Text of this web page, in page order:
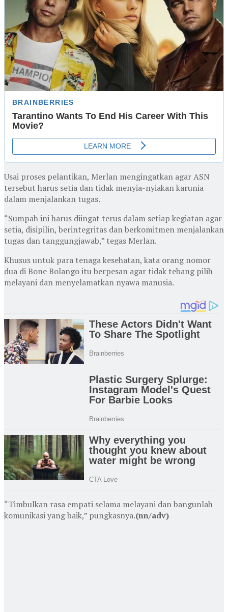
Usai proses pelantikan, Merlan mengingatkan agar ASN
tersebut harus setia dan tidak menyia-nyiakan karunia
dalam menjalankan tugas.
“Sumpah ini harus diingat terus dalam setiap kegiatan agar
setia, disipilin, berintegritas dan berkomitmen menjalankan
tugas dan tanggungjawab,” tegas Merlan.
Khusus untuk para tenaga kesehatan, kata orang nomor
dua di Bone Bolango itu berpesan agar tidak tebang pilih
melayani dan menyelamatkan nyawa manusia.
“Timbulkan rasa empati selama melayani dan bangunlah
komunikasi yang baik,” pungkasnya.(nn/adv)